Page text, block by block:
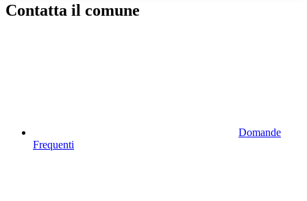
Contatta il comune
Domande
Frequenti